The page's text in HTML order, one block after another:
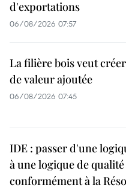
d'exportations
06/08/2026 07:57
La filière bois veut
de valeur ajoutée
06/08/2026 07:45
IDE : passer d'une
à une logique de qualité
conformément à la